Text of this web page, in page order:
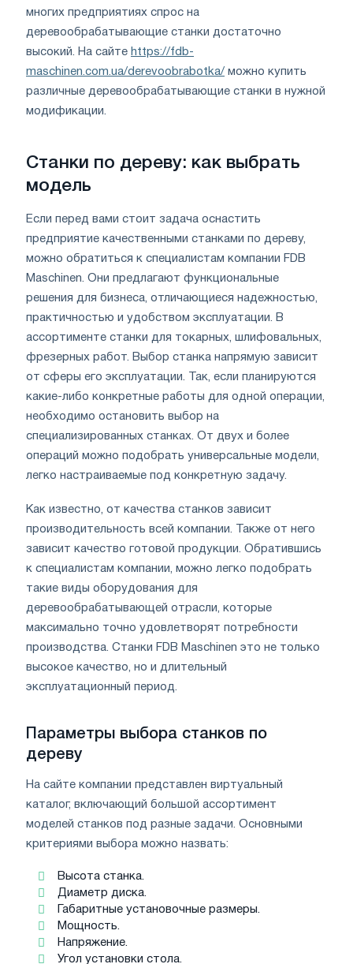
многих предприятиях спрос на
деревообрабатывающие станки достаточно
высокий. На сайте https://fdb-
maschinen.com.ua/derevoobrabotka/ можно купить
различные деревообрабатывающие станки в нужной
модификации.
Станки по дереву: как выбрать
модель
Если перед вами стоит задача оснастить
предприятие качественными станками по дереву,
можно обратиться к специалистам компании FDB
Maschinen. Они предлагают функциональные
решения для бизнеса, отличающиеся надежностью,
практичностью и удобством эксплуатации. В
ассортименте станки для токарных, шлифовальных,
фрезерных работ. Выбор станка напрямую зависит
от сферы его эксплуатации. Так, если планируются
какие-либо конкретные работы для одной операции,
необходимо остановить выбор на
специализированных станках. От двух и более
операций можно подобрать универсальные модели,
легко настраиваемые под конкретную задачу.
Как известно, от качества станков зависит
производительность всей компании. Также от него
зависит качество готовой продукции. Обратившись
к специалистам компании, можно легко подобрать
такие виды оборудования для
деревообрабатывающей отрасли, которые
максимально точно удовлетворят потребности
производства. Станки FDB Maschinen это не только
высокое качество, но и длительный
эксплуатационный период.
Параметры выбора станков по
дереву
На сайте компании представлен виртуальный
каталог, включающий большой ассортимент
моделей станков под разные задачи. Основными
критериями выбора можно назвать:
Высота станка.
Диаметр диска.
Габаритные установочные размеры.
Мощность.
Напряжение.
Угол установки стола.